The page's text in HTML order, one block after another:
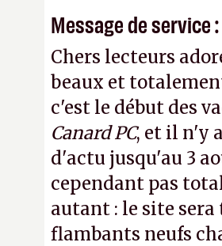
Message de service
Chers lecteurs
beaux et
c'est le début des
Canard PC, et il n'y
d'actu jusqu'au 3
cependant pas
autant : le site
flambants neufs